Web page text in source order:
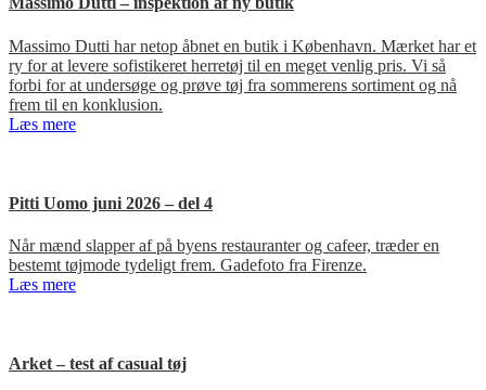
Massimo Dutti har netop åbnet en butik i København. Mærket har et
ry for at levere sofistikeret herretøj til en meget venlig pris. Vi så
forbi for at undersøge og prøve tøj fra sommerens sortiment og nå
frem til en konklusion.
Læs mere
Pitti Uomo juni 2026 – del 4
Når mænd slapper af på byens restauranter og cafeer, træder en
bestemt tøjmode tydeligt frem. Gadefoto fra Firenze.
Læs mere
Arket – test af casual tøj